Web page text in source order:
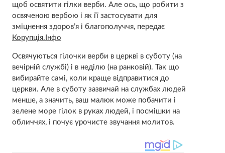
щоб освятити гілки верби. Але ось, що робити з
освяченою вербою і як її застосувати для
зміцнення здоров’я і благополуччя, передає
Корупція.Інфо
Освячуються гілочки верби в церкві в суботу (на
вечірній службі) і в неділю (на ранковій). Так що
вибирайте самі, коли краще відправитися до
церкви. Але в суботу зазвичай на службах людей
менше, а значить, ваш малюк може побачити і
зелене море гілок в руках людей, і посмішки на
обличчях, і почує урочисте звучання молитов.